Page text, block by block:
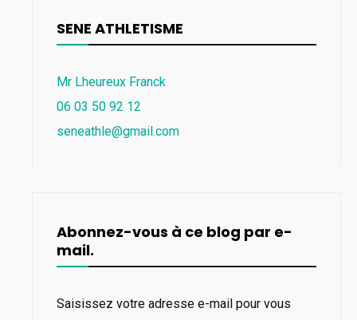
SENE ATHLETISME
Mr Lheureux Franck
06 03 50 92 12
seneathle@gmail.com
Abonnez-vous à ce blog par e-
mail.
Saisissez votre adresse e-mail pour vous